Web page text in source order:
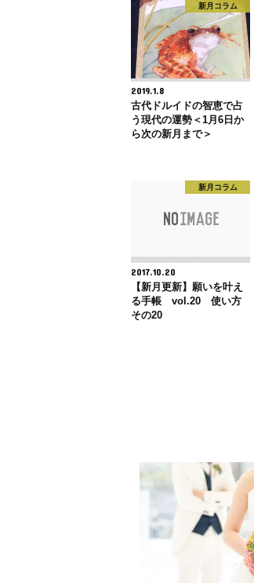
新月コラム
2019.1.8
古代ドルイドの智恵で占
う現代の運勢＜1月6日か
ら次の新月まで＞
新月コラム
2017.10.20
【新月更新】願いを叶え
る手帳 vol.20 使い方
その20